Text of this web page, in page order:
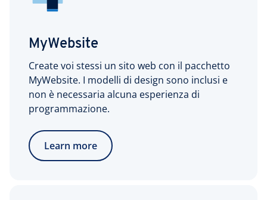
MyWebsite
Create voi stessi un sito web con il pacchetto
MyWebsite. I modelli di design sono inclusi e
non è necessaria alcuna esperienza di
programmazione.
Learn more